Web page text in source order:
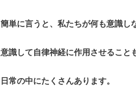
簡単に言うと、私たちが何も意識し
意識して自律神経に作用させること
日常の中にたくさんあります。